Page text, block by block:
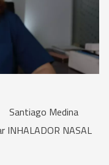
Santiago Medina
INHALADOR NASAL